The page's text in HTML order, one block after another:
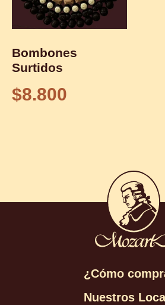
Bombones
Surtidos
$8.800
¿Cómo
Nuestros